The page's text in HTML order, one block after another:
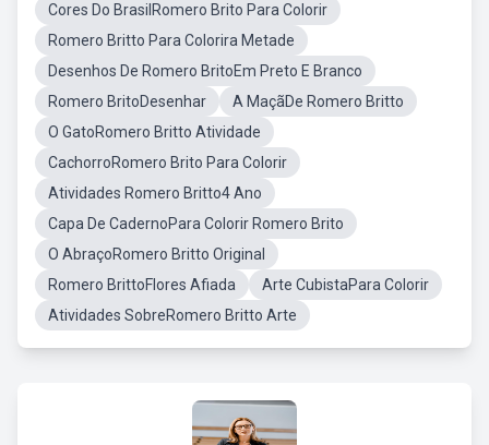
Cores Do BrasilRomero Brito Para Colorir
Romero Britto Para Colorira Metade
Desenhos De Romero BritoEm Preto E Branco
Romero BritoDesenhar
A MaçãDe Romero Britto
O GatoRomero Britto Atividade
CachorroRomero Brito Para Colorir
Atividades Romero Britto4 Ano
Capa De CadernoPara Colorir Romero Brito
O AbraçoRomero Britto Original
Romero BrittoFlores Afiada
Arte CubistaPara Colorir
Atividades SobreRomero Britto Arte